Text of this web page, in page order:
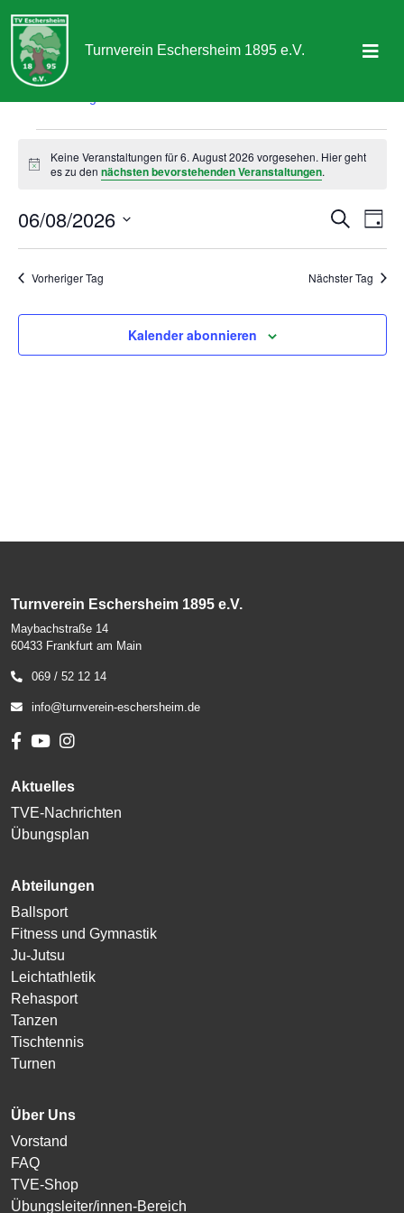
Turnverein Eschersheim 1895 e.V.
Abteilungen
Kontakt
TVE-Nachrichten
für
August
2026
Hinweis
Keine Veranstaltungen für 6. August 2026 vorgesehen. Hier geht
es zu den nächsten bevorstehenden Veranstaltungen.
Suche
und
Suche
Tag
06/08/2026
Vorheriger Tag
Nächster Tag
Kalender abonnieren
Turnverein Eschersheim 1895 e.V.
Maybachstraße 14
60433 Frankfurt am Main
069 / 52 12 14
info@turnverein-eschersheim.de
Aktuelles
TVE-Nachrichten
Übungsplan
Abteilungen
Ballsport
Fitness und Gymnastik
Ju-Jutsu
Leichtathletik
Rehasport
Tanzen
Tischtennis
Turnen
Über Uns
Vorstand
FAQ
TVE-Shop
Übungsleiter/innen-Bereich